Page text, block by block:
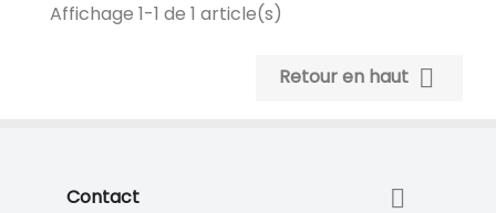
Affichage 1-1 de 1 article(s)
Retour en haut 
Contact 